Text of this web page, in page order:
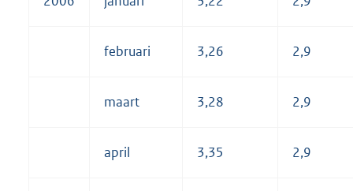
februari 3,26 2,9
maart 3,28 2,9
april 3,35 2,9